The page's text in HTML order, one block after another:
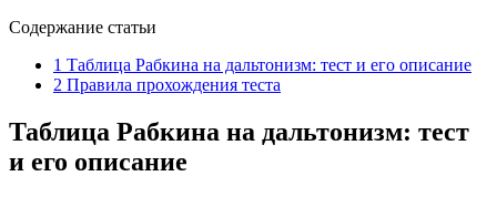
Содержание статьи
1 Таблица Рабкина на дальтонизм: тест и его описание
2 Правила прохождения теста
Таблица Рабкина на дальтонизм: тест
и его описание